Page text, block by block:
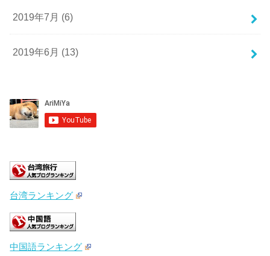
2019年7月 (6)
2019年6月 (13)
台湾ランキング
中国語ランキング